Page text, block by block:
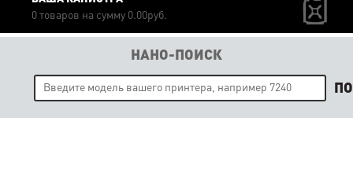
0 товаров на сумму 0.00руб.
НАНО-ПОИСК